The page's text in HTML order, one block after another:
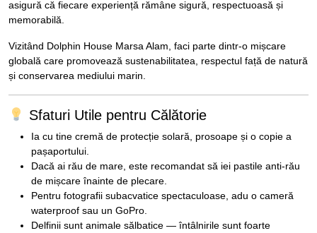
asigură că fiecare experiență rămâne sigură, respectuoasă și
memorabilă.
Vizitând Dolphin House Marsa Alam, faci parte dintr-o mișcare
globală care promovează sustenabilitatea, respectul față de natură
și conservarea mediului marin.
Sfaturi Utile pentru Călătorie
Ia cu tine cremă de protecție solară, prosoape și o copie a
pașaportului.
Dacă ai rău de mare, este recomandat să iei pastile anti-rău
de mișcare înainte de plecare.
Pentru fotografii subacvatice spectaculoase, adu o cameră
waterproof sau un GoPro.
Delfinii sunt animale sălbatice — întâlnirile sunt foarte